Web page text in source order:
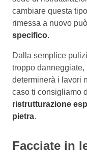
cambiare questa
rimessa a nuovo
specifico.
Dalla semplice
troppo
determinerà i lavori
caso ti consigliamo
ristrutturazione
pietra.
Facciate in